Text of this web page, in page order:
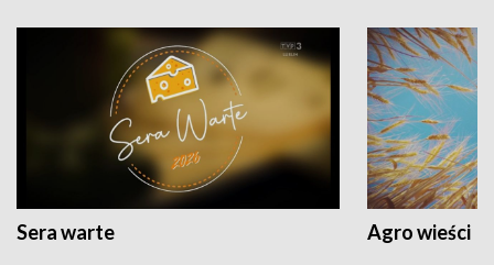
Sera warte Agro wieści